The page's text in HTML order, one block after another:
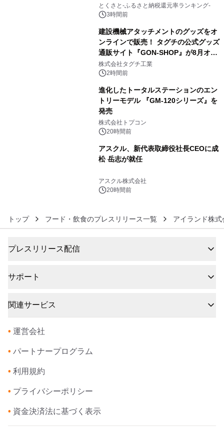
とくさと-ふるさと納税還元率ランキング-
3時間前
建設機械アタッチメントのグッズをオ
ンラインで販売！ タグチの公式グッズ
通販サイト『GON-SHOP』が8月オー
プン
株式会社タグチ工業
2時間前
進化したトータルステーションのエン
トリーモデル 『GM-120シリーズ』を
発売
株式会社トプコン
20時間前
アスクル、新代表取締役社長CEOに成
松 岳志が就任
アスクル株式会社
20時間前
トップ フード・飲食のプレスリリース一覧 アイランド株式
プレスリリース配信
サポート
関連サービス
• 運営会社
• パートナープログラム
• 利用規約
• プライバシーポリシー
• 資金決済法に基づく表示